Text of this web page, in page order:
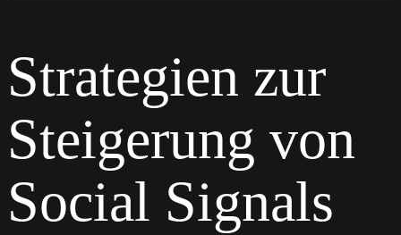
Strategien zur
Steigerung von
Social Signals